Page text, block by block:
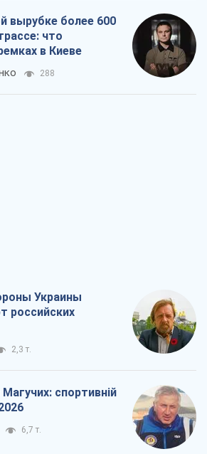
вырубке более 600
что
в Киеве
288
Украины
российских
2,3 т.
спортивній
6,7 т.